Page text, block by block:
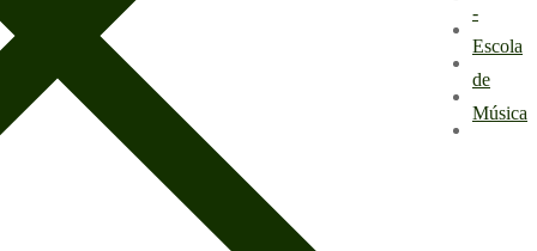
-
Escola
de
Música